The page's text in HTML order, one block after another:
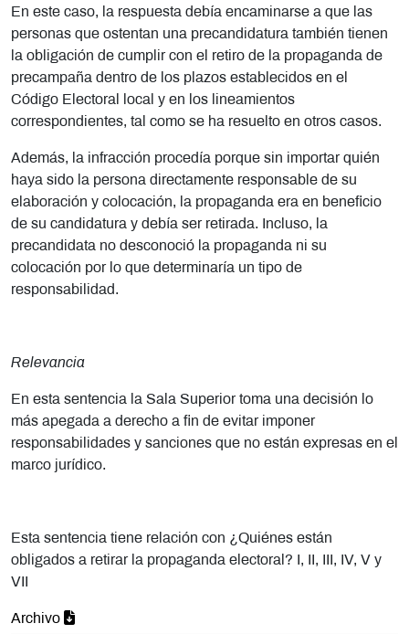
En este caso, la respuesta debía encaminarse a que las
personas que ostentan una precandidatura también tienen
la obligación de cumplir con el retiro de la propaganda de
precampaña dentro de los plazos establecidos en el
Código Electoral local y en los lineamientos
correspondientes, tal como se ha resuelto en otros casos.
Además, la infracción procedía porque sin importar quién
haya sido la persona directamente responsable de su
elaboración y colocación, la propaganda era en beneficio
de su candidatura y debía ser retirada. Incluso, la
precandidata no desconoció la propaganda ni su
colocación por lo que determinaría un tipo de
responsabilidad.
Relevancia
En esta sentencia la Sala Superior toma una decisión lo
más apegada a derecho a fin de evitar imponer
responsabilidades y sanciones que no están expresas en el
marco jurídico.
Esta sentencia tiene relación con ¿Quiénes están
obligados a retirar la propaganda electoral? I, II, III, IV, V y
VII
Archivo